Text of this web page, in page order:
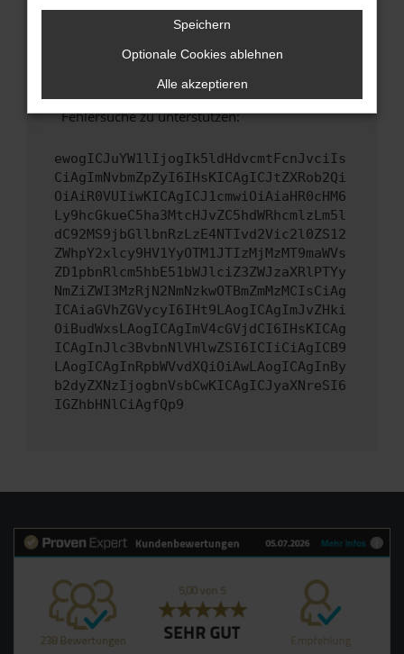
Wende dich an den Webseitenbetreiber.
Wenn du alle oben genannten Schritte versucht
hast, kontaktiere uns bitte. Wir werden
versuchen, das Problem zu beheben. Du kannst
uns diesen Text schicken, um uns bei der
Fehlersuche zu unterstützen:
ewogICJuYW1lIjogIk5ldHdvcmtFcnJvciIs
CiAgImNvbmZpZyI6IHsKICAgICJtZXRob2Qi
OiAiR0VUIiwKICAgICJ1cmwiOiAiaHR0cHM6
Ly9hcGkueC5ha3MtcHJvZC5hdWRhcmlzLm5l
dC92MS9jbGllbnRzLzE4NTIvd2Vic2l0ZS12
ZWhpY2xlcy9HV1YyOTM1JTIzMjMzMT9maWVs
ZD1pbnRlcm5hbE51bWJlciZ3ZWJzaXRlPTYy
NmZiZWI3MzRjN2NmNzkwOTBmZmMzMCIsCiAg
ICAiaGVhZGVycyI6IHt9LAogICAgImJvZHki
OiBudWxsLAogICAgImV4cGVjdCI6IHsKICAg
ICAgInJlc3BvbnNlVHlwZSI6ICIiCiAgICB9
LAogICAgInRpbWVvdXQiOiAwLAogICAgInBy
b2dyZXNzIjogbnVsbCwKICAgICJyaXNreSI6
IGZhbHNlCiAgfQp9
Speichern
Optionale Cookies ablehnen
Alle akzeptieren